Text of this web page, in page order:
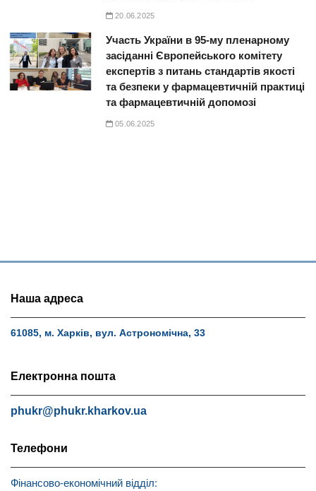
20.06.2025
Участь України в 95-му пленарному
засіданні Європейського комітету
експертів з питань стандартів якості
та безпеки у фармацевтичній практиці
та фармацевтичній допомозі
05.06.2025
Наша адреса
61085, м. Харків, вул. Астрономічна, 33
Електронна пошта
phukr@phukr.kharkov.ua
Телефони
Фінансово-економічний відділ: